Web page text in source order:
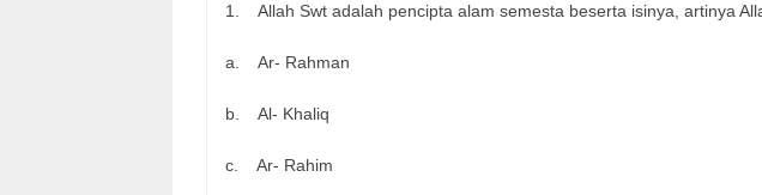
1. Allah Swt adalah pencipta alam semesta beserta isinya, artinya
a. Ar- Rahman
b. Al- Khaliq
c. Ar- Rahim